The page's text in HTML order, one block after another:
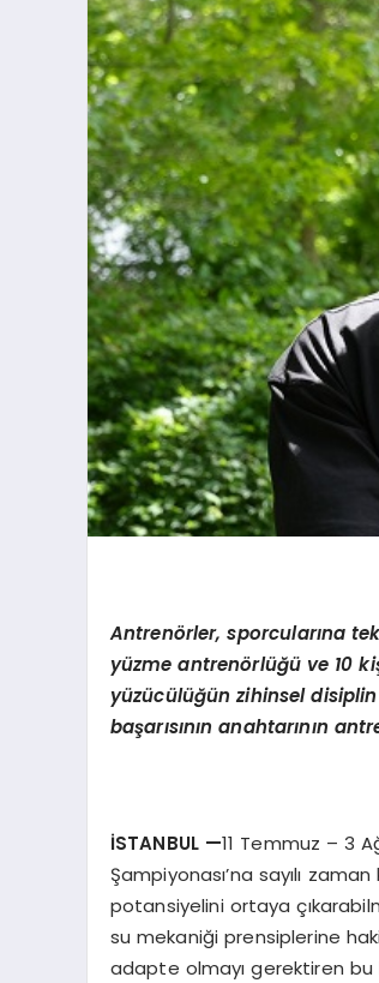
Antrenörler, sporcularına
yüzme antrenörlüğü ve 10
yüzücülüğün zihinsel
başarısının anahtarının
İSTANBUL —11 Temmuz – 3
Şampiyonası’na sayılı
potansiyelini ortaya
su mekaniği prensiplerine
adapte olmayı gerektiren